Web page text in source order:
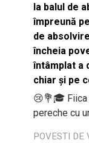
la balul de
împreună
de
încheia
întâmplat a
chiar și pe
😢💐🎓
pereche cu
POVESTI DE